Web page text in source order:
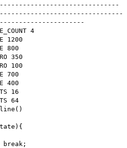
4
1200
800
350
100
700
400
16
64